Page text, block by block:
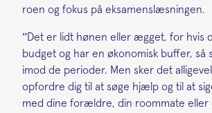
roen og fokus på eksamenslæsningen.
”Det er lidt hønen eller ægget, for hvis
budget og har en økonomisk buffer, så
imod de perioder. Men sker det
opfordre dig til at søge hjælp og til at
med dine forældre, din roommate eller